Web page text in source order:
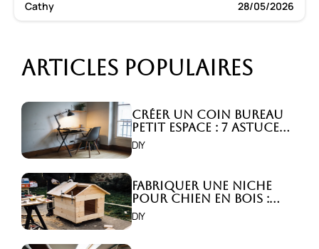
Cathy 28/05/2026
Articles populaires
Créer un coin bureau
petit espace : 7 astuces
malignes!
DIY
Fabriquer une niche
pour chien en bois :
Comment faire ?
DIY